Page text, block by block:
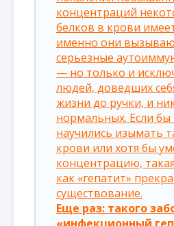
концентраций
белков в крови
именно они
серьезные
— но только и
людей, доведших
жизни до ручки, и
нормальных. Если бы
научились изымать
крови или хотя бы
концентрацию,
как «гепатит»
существование.
Еще раз: такого